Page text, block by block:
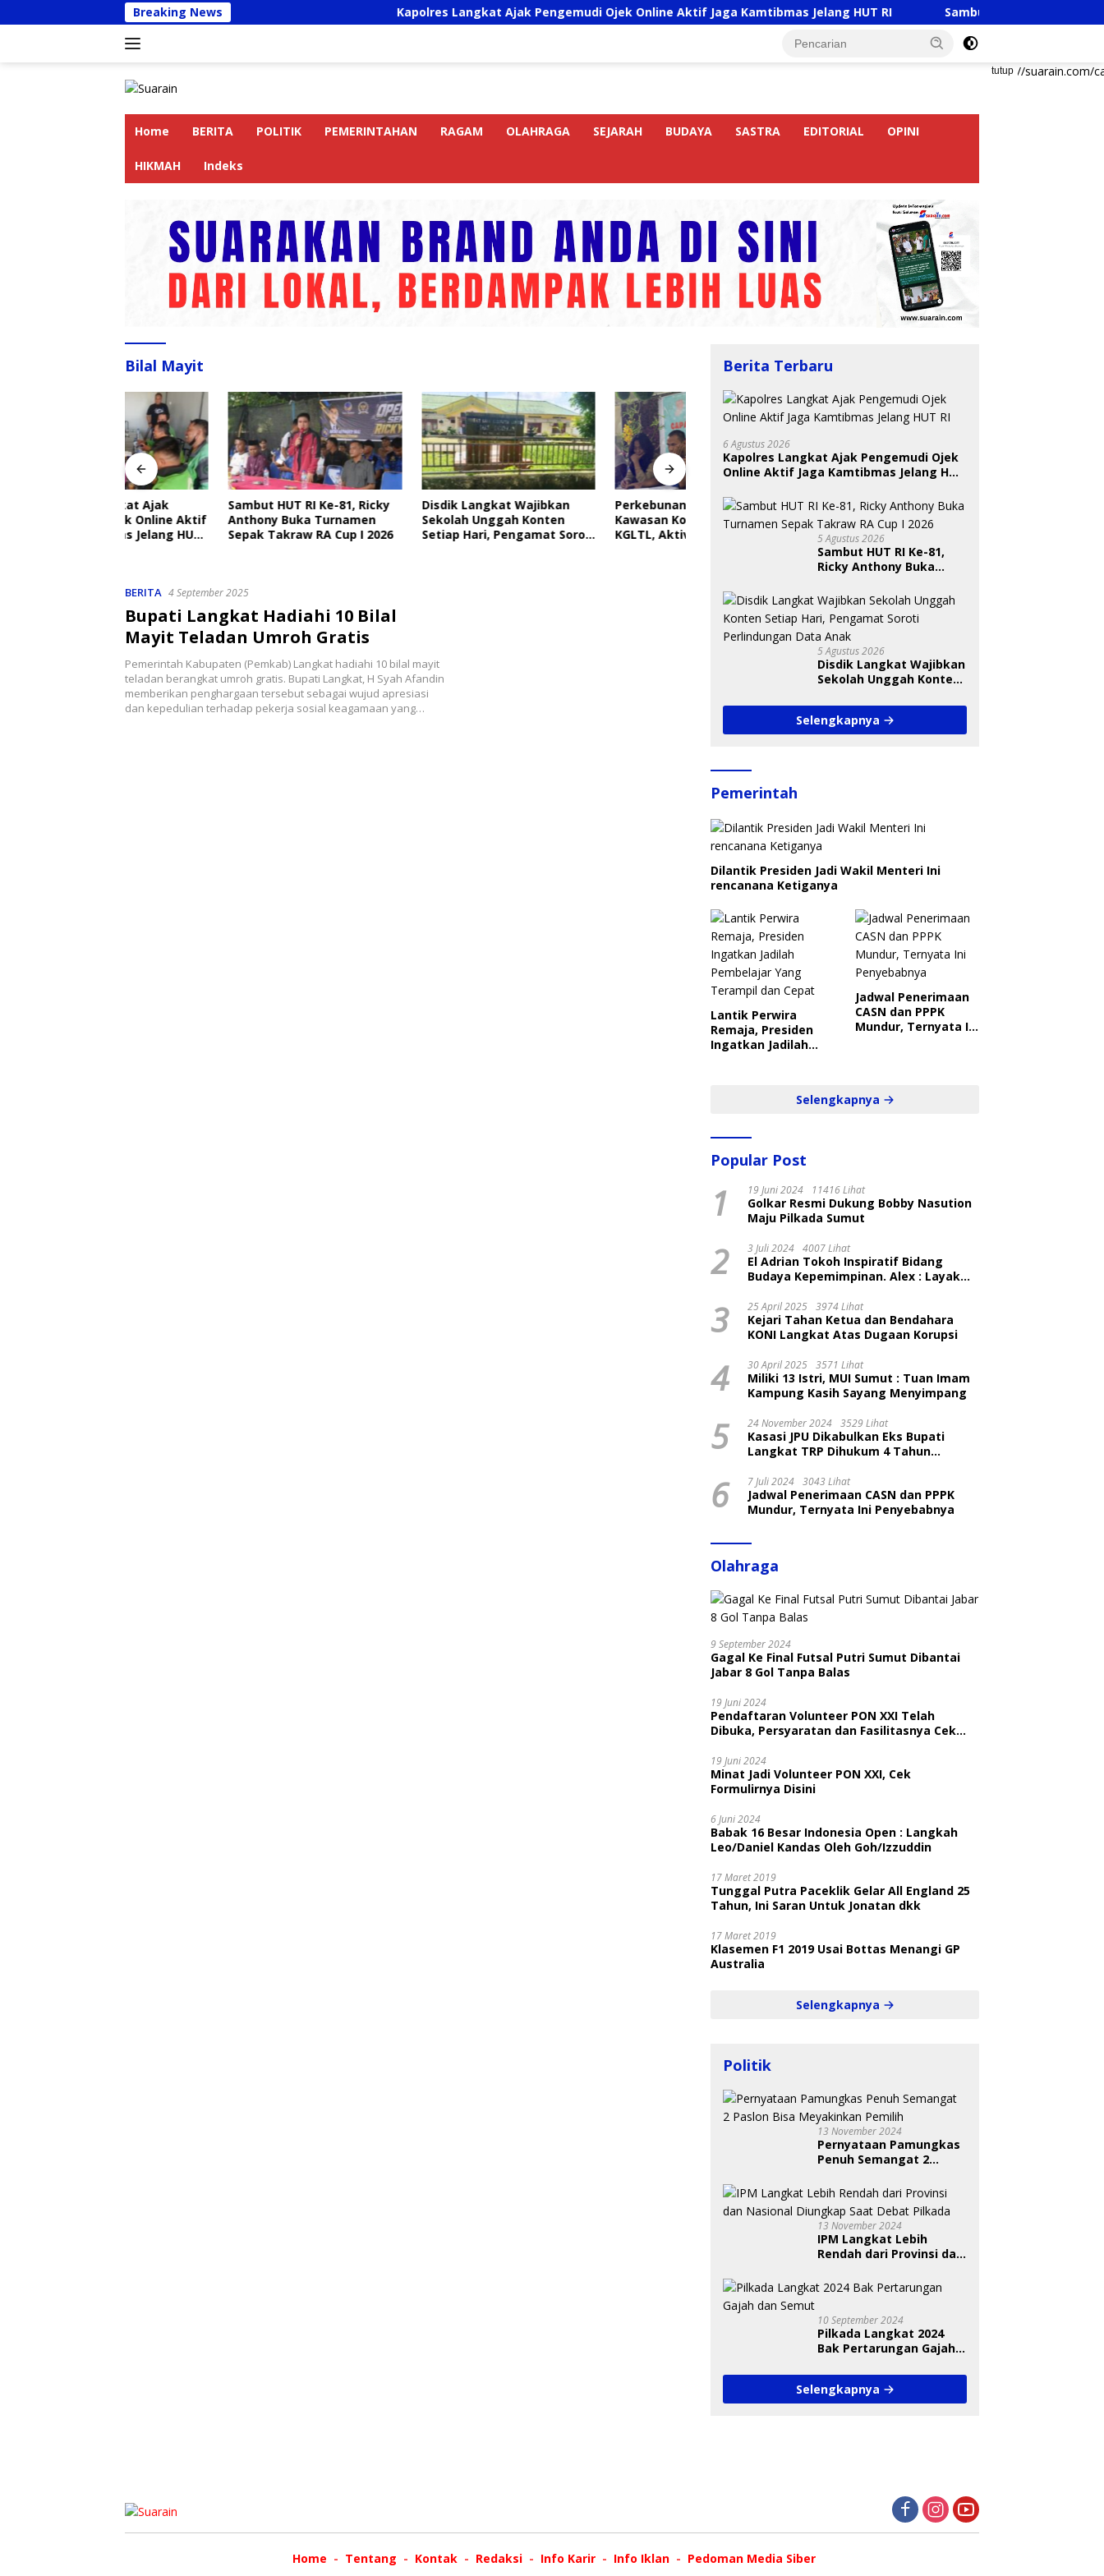
ke
Breaking News Kapolres Langkat Ajak Pengemudi Ojek Online Aktif Jaga Kamtibmas Jelang HUT RI Sambut HUT RI Ke-81, Ricky Anthony
tutup
https://suarain.com/
Home BERITA POLITIK PEMERINTAHAN RAGAM OLAHRAGA SEJARAH BUDAYA SASTRA EDITORIAL OPINI
HIKMAH Indeks
Bilal Mayit
Sambut HUT RI Ke-81, Ricky
Anthony Buka Turnamen
Sepak Takraw RA Cup I 2026
Disdik Langkat Wajibkan
Sekolah Unggah Konten
Setiap Hari, Pengamat Soroti
Perkebunan Sawit Kepung
Kawasan Konservasi SM
KGLTL, Aktivis Desak
Indri Nugraheni: Festival
Sayang Anak Harus Jadi
Gerakan Berkelanjutan
Perlindungan Anak
BKSDA Segera Evaluasi
Perkebunan Sawit di
Langkat
BERITA 4 September 2025
Bupati Langkat Hadiahi 10 Bilal
Mayit Teladan Umroh Gratis
Pemerintah Kabupaten (Pemkab) Langkat hadiahi 10 bilal mayit
teladan berangkat umroh gratis. Bupati Langkat, H Syah Afandin
memberikan penghargaan tersebut sebagai wujud apresiasi
dan kepedulian terhadap pekerja sosial keagamaan yang…
Berita Terbaru
6 Agustus 2026
Kapolres Langkat Ajak Pengemudi Ojek
Online Aktif Jaga Kamtibmas Jelang HUT
5 Agustus 2026
Sambut HUT RI Ke-81,
Ricky Anthony Buka
Takraw RA Cup I 2026
5 Agustus 2026
Disdik Langkat Wajibkan
Sekolah Unggah Konten
Soroti Perlindungan
Data Anak
Selengkapnya
Pemerintah
Dilantik Presiden Jadi Wakil Menteri Ini
rencanana Ketiganya
Lantik Perwira
Remaja, Presiden
Ingatkan Jadilah
Jadwal Penerimaan
CASN dan PPPK
Mundur, Ternyata Ini
Selengkapnya
Popular Post
1 19 Juni 2024 11416 Lihat
Golkar Resmi Dukung Bobby Nasution
Maju Pilkada Sumut
2 3 Juli 2024 4007 Lihat
El Adrian Tokoh Inspiratif Bidang
Budaya Kepemimpinan. Alex : Layak
3 25 April 2025 3974 Lihat
Kejari Tahan Ketua dan Bendahara
KONI Langkat Atas Dugaan Korupsi
4 30 April 2025 3571 Lihat
Miliki 13 Istri, MUI Sumut : Tuan Imam
Kampung Kasih Sayang Menyimpang
5 24 November 2024 3529 Lihat
Kasasi JPU Dikabulkan Eks Bupati
Langkat TRP Dihukum 4 Tahun
6 7 Juli 2024 3043 Lihat
Jadwal Penerimaan CASN dan PPPK
Mundur, Ternyata Ini Penyebabnya
Olahraga
9 September 2024
Gagal Ke Final Futsal Putri Sumut Dibantai
Jabar 8 Gol Tanpa Balas
19 Juni 2024
Pendaftaran Volunteer PON XXI Telah
Dibuka, Persyaratan dan Fasilitasnya Cek
19 Juni 2024
Minat Jadi Volunteer PON XXI, Cek
Formulirnya Disini
6 Juni 2024
Babak 16 Besar Indonesia Open : Langkah
Leo/Daniel Kandas Oleh Goh/Izzuddin
17 Maret 2019
Tunggal Putra Paceklik Gelar All England 25
Tahun, Ini Saran Untuk Jonatan dkk
17 Maret 2019
Klasemen F1 2019 Usai Bottas Menangi GP
Australia
Selengkapnya
Politik
13 November 2024
Pernyataan Pamungkas
Penuh Semangat 2
Pemilih
13 November 2024
IPM Langkat Lebih
Rendah dari Provinsi dan
Debat Pilkada
10 September 2024
Pilkada Langkat 2024
Bak Pertarungan Gajah
Selengkapnya
Home Tentang Kontak Redaksi Info Karir Info Iklan
Pedoman Media Siber